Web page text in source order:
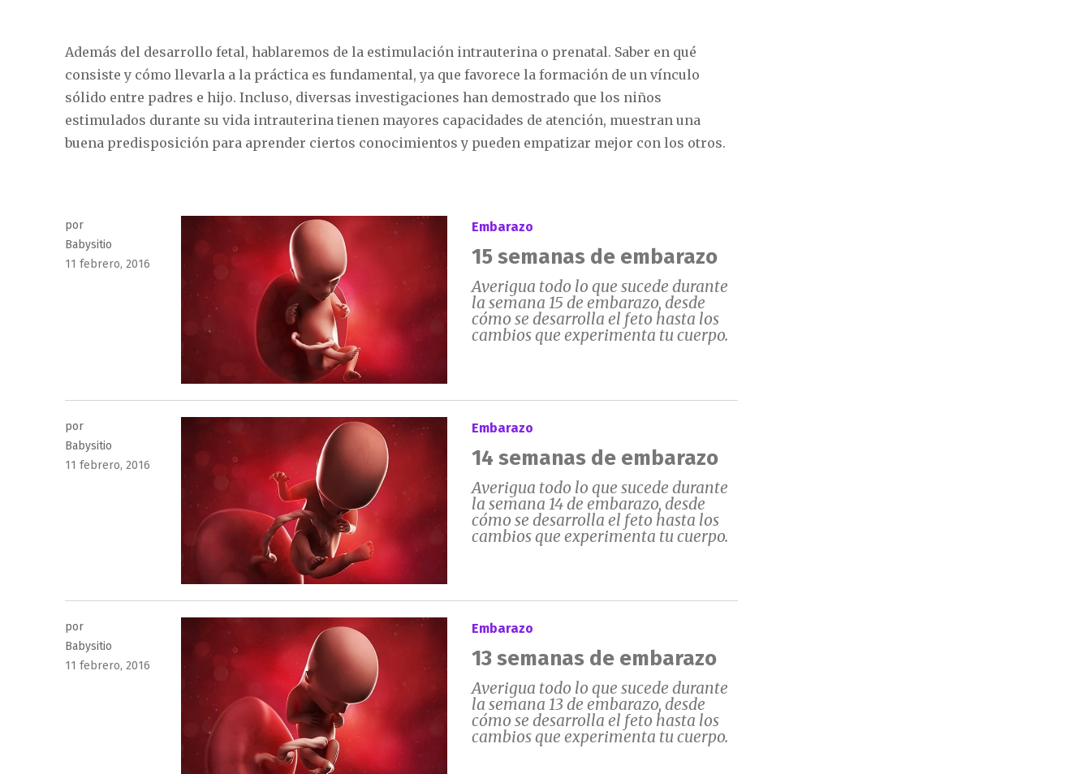
Además del desarrollo fetal, hablaremos de la estimulación intrauterina o prenatal. Saber en qué
consiste y cómo llevarla a la práctica es fundamental, ya que favorece la formación de un vínculo
sólido entre padres e hijo. Incluso, diversas investigaciones han demostrado que los niños
estimulados durante su vida intrauterina tienen mayores capacidades de atención, muestran una
buena predisposición para aprender ciertos conocimientos y pueden empatizar mejor con los otros.
por
Babysitio
Publicado
11 febrero, 2016
Embarazo
15 semanas de embarazo
Averigua todo lo que sucede durante
la semana 15 de embarazo, desde
cómo se desarrolla el feto hasta los
cambios que experimenta tu cuerpo.
por
Babysitio
Publicado
11 febrero, 2016
Embarazo
14 semanas de embarazo
Averigua todo lo que sucede durante
la semana 14 de embarazo, desde
cómo se desarrolla el feto hasta los
cambios que experimenta tu cuerpo.
por
Babysitio
Publicado
11 febrero, 2016
Embarazo
13 semanas de embarazo
Averigua todo lo que sucede durante
la semana 13 de embarazo, desde
cómo se desarrolla el feto hasta los
cambios que experimenta tu cuerpo.